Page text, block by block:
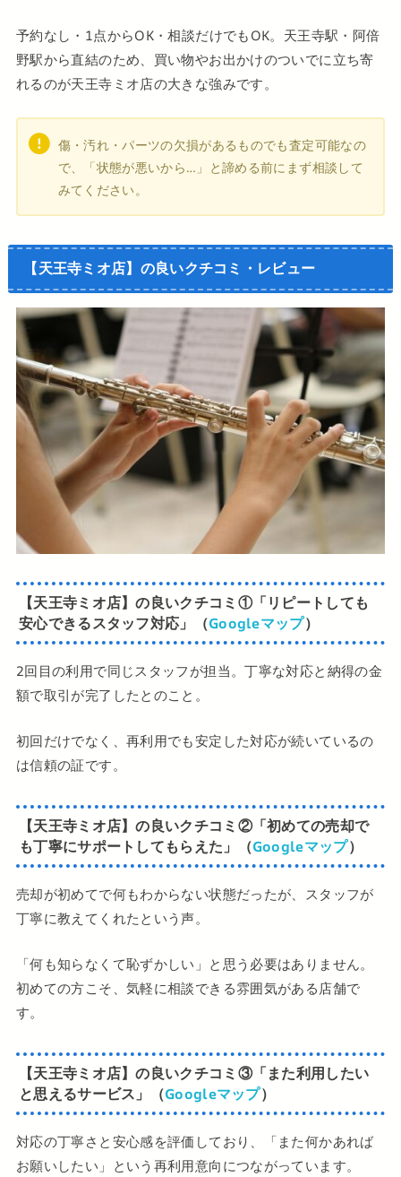
予約なし・1点からOK・相談だけでもOK。天王寺駅・阿倍
野駅から直結のため、買い物やお出かけのついでに立ち寄
れるのが天王寺ミオ店の大きな強みです。
傷・汚れ・パーツの欠損があるものでも査定可能なの
で、「状態が悪いから…」と諦める前にまず相談して
みてください。
【天王寺ミオ店】の良いクチコミ・レビュー
【天王寺ミオ店】の良いクチコミ ①「リピートしても
安心できるスタッフ対応」（Googleマップ）
2回目の利用で同じスタッフが担当。丁寧な対応と納得の金
額で取引が完了したとのこと。
初回だけでなく、再利用でも安定した対応が続いているの
は信頼の証です。
【天王寺ミオ店】の良いクチコミ ②「初めての売却で
も丁寧にサポートしてもらえた」（Googleマップ）
売却が初めてで何もわからない状態だったが、スタッフが
丁寧に教えてくれたという声。
「何も知らなくて恥ずかしい」と思う必要はありません。
初めての方こそ、気軽に相談できる雰囲気がある店舗で
す。
【天王寺ミオ店】の良いクチコミ ③「また利用したい
と思えるサービス」（Googleマップ）
対応の丁寧さと安心感を評価しており、「また何かあれば
お願いしたい」という再利用意向につながっています。